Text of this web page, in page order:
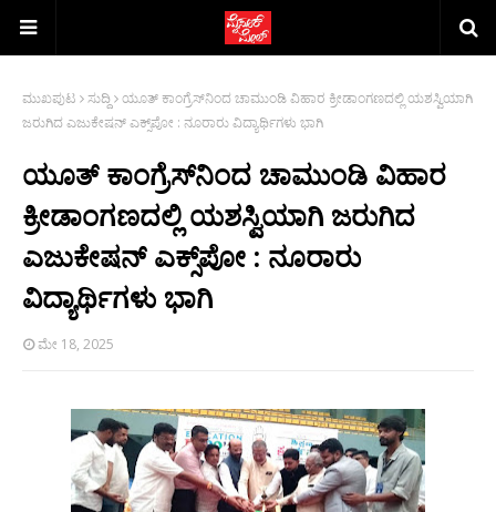
ಮುಖಪುಟ ಸುದ್ದಿ
ಯೂತ್ ಕಾಂಗ್ರೆಸ್‌ನಿಂದ ಚಾಮುಂಡಿ ವಿಹಾರ ಕ್ರೀಡಾಂಗಣದಲ್ಲಿ ಯಶಸ್ವಿಯಾಗಿ
ಜರುಗಿದ ಎಜುಕೇಷನ್ ಎಕ್ಸ್‌ಪೋ : ನೂರಾರು ವಿದ್ಯಾರ್ಥಿಗಳು ಭಾಗಿ
ಯೂತ್ ಕಾಂಗ್ರೆಸ್‌ನಿಂದ ಚಾಮುಂಡಿ ವಿಹಾರ
ಕ್ರೀಡಾಂಗಣದಲ್ಲಿ ಯಶಸ್ವಿಯಾಗಿ ಜರುಗಿದ
ಎಜುಕೇಷನ್ ಎಕ್ಸ್‌ಪೋ : ನೂರಾರು
ವಿದ್ಯಾರ್ಥಿಗಳು ಭಾಗಿ
ಮೇ 18, 2025